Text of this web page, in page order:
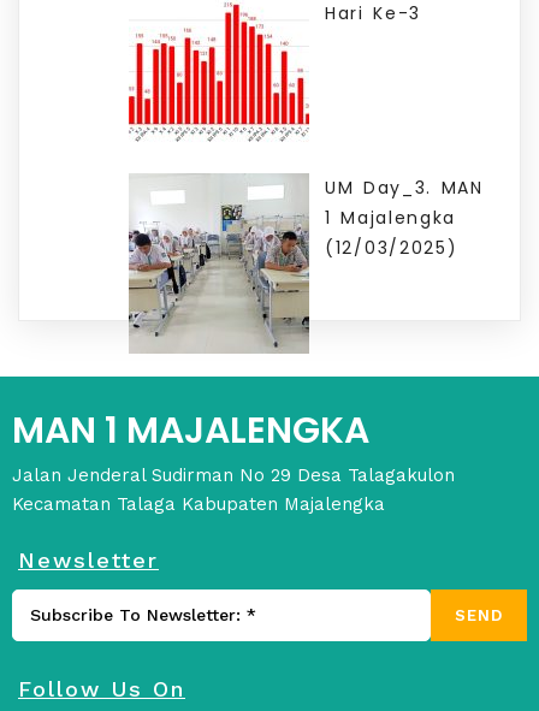
Hari Ke-3
UM Day_3. MAN
1 Majalengka
(12/03/2025)
MAN 1 MAJALENGKA
Jalan Jenderal Sudirman No 29 Desa Talagakulon
Kecamatan Talaga Kabupaten Majalengka
Newsletter
SEND
Follow Us On